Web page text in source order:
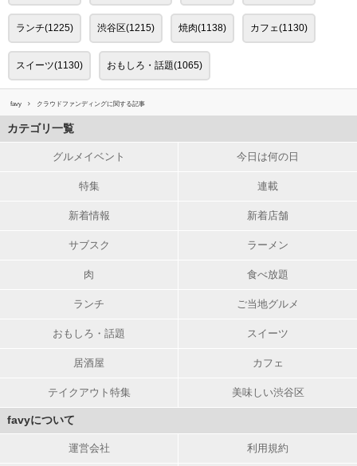
ランチ(1225) 渋谷区(1215) 焼肉(1138) カフェ(1130)
スイーツ(1130) おもしろ・話題(1065)
favy クラウドファンディングに関する記事
カテゴリ一覧
グルメイベント 今日は何の日
特集 連載
新着情報 新着店舗
サブスク ラーメン
肉 食べ放題
ランチ ご当地グルメ
おもしろ・話題 スイーツ
居酒屋 カフェ
テイクアウト特集 美味しい渋谷区
favyについて
運営会社 利用規約